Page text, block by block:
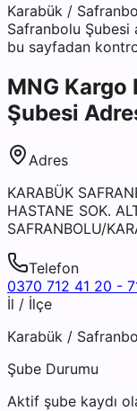
Karabük /
Safranbolu Şubesi
bu sayfadan
MNG
Şubesi
Adres
KARABÜK
HASTANE SOK.
SAFRANBOLU/
Telefon
0370 712 41 20 -
İl / İlçe
Karabük /
Şube Durumu
Aktif şube kaydı